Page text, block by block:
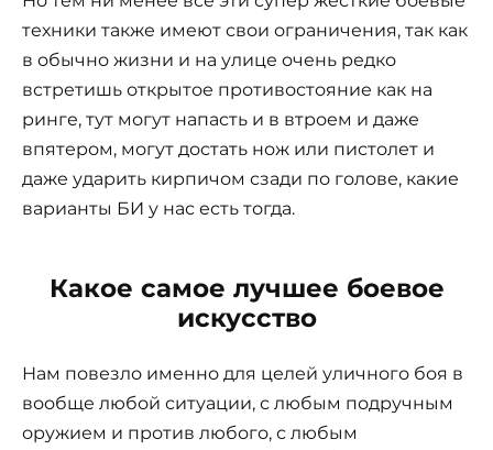
техники также имеют свои ограничения, так как
в обычно жизни и на улице очень редко
встретишь открытое противостояние как на
ринге, тут могут напасть и в втроем и даже
впятером, могут достать нож или пистолет и
даже ударить кирпичом сзади по голове, какие
варианты БИ у нас есть тогда.
Какое самое лучшее боевое
искусство
Нам повезло именно для целей уличного боя в
вообще любой ситуации, с любым подручным
оружием и против любого, с любым